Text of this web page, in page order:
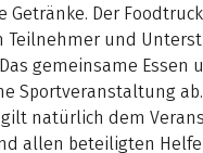
Getränke. Der
Teilnehmer und
gemeinsame Essen
Sportveranstaltung
gilt natürlich dem
allen beteiligten